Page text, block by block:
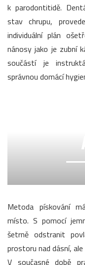
k parodontitidě.
stav chrupu,
individuální plán
nánosy jako je zubní
součástí je
správnou domácí
Metoda pískování
místo. S pomocí
šetrně odstranit
prostoru nad dásní, ale
V současné době